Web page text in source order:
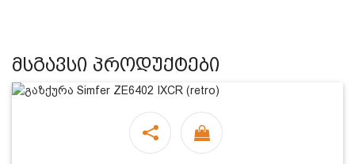
მსგავსი პროდუქტები